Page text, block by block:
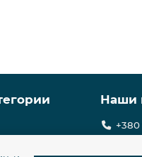
Наши
+380